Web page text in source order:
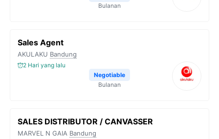
Bulanan
Sales Agent
AKULAKU Bandung
2 Hari yang lalu
Negotiable
Bulanan
SALES DISTRIBUTOR / CANVASSER
MARVEL N GAIA Bandung